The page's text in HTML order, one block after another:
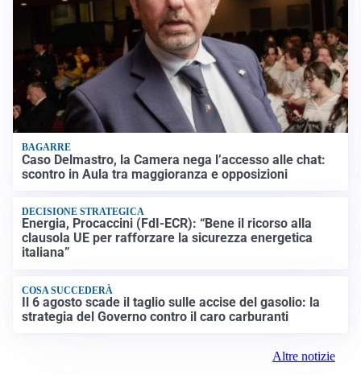
BAGARRE
Caso Delmastro, la Camera nega l’accesso alle chat:
scontro in Aula tra maggioranza e opposizioni
DECISIONE STRATEGICA
Energia, Procaccini (FdI-ECR): “Bene il ricorso alla
clausola UE per rafforzare la sicurezza energetica
italiana”
COSA SUCCEDERÀ
Il 6 agosto scade il taglio sulle accise del gasolio: la
strategia del Governo contro il caro carburanti
Altre notizie